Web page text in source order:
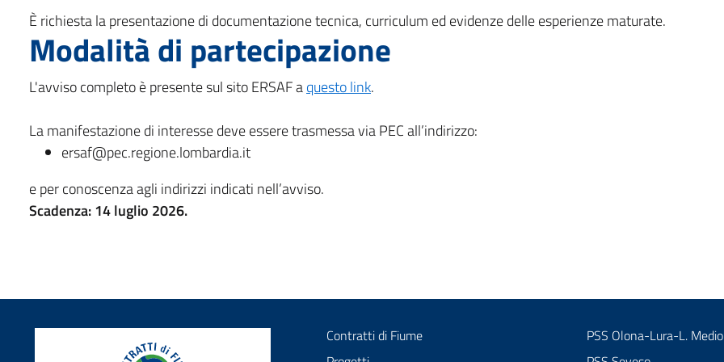
È richiesta la presentazione di documentazione tecnica, curriculum ed evidenze delle esperienze maturate.
Modalità di partecipazione
L'avviso completo è presente sul sito ERSAF aquesto link.
La manifestazione di interesse deve essere trasmessa via PEC all’indirizzo:
ersaf@pec.regione.lombardia.it
e per conoscenza agli indirizzi indicati nell’avviso.
Scadenza: 14 luglio 2026.
Contratti di Fiume
PSS Olona-Lura-L.